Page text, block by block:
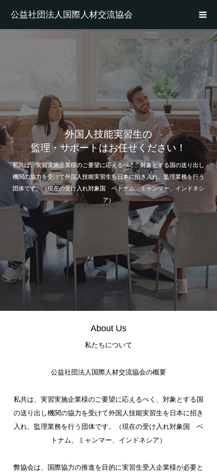
公益社団法人国際人材交流協会
外国人技能実習生の
監理・サポートはお任せください！
私共は、実習実施企業様のご要望に応えるべく、対象とする国の送り出し
機関の協力を受けて外国人技能実習生を日本に招き入れ、監理業務を行う
団体です。（現在の受け入れ対象国 ベトナム、ミャンマー、インドネシ
ア）
About Us
私たちについて
公益社団法人国際人材交流協会の概要
私共は、実習実施企業様のご要望に応えるべく、対象とする国
の送り出し機関の協力を受けて外国人技能実習生を日本に招き
入れ、監理業務を行う団体です。（現在の受け入れ対象国 ベ
トナム、ミャンマー、インドネシア）
​弊協会は、国際協力の推進を目的に実習生受入企業様が必要と